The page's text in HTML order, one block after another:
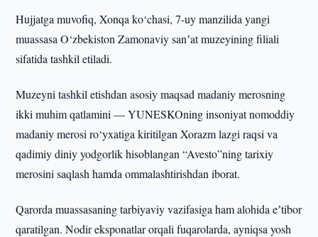
Hujjatga muvofiq, Xonqa ko‘chasi, 7-uy manzilida yangi
muassasa O‘zbekiston Zamonaviy sanʼat muzeyining filiali
sifatida tashkil etiladi.
Muzeyni tashkil etishdan asosiy maqsad madaniy merosning
ikki muhim qatlamini — YUNESKOning insoniyat nomoddiy
madaniy merosi ro‘yxatiga kiritilgan Xorazm lazgi raqsi va
qadimiy diniy yodgorlik hisoblangan “Avesto”ning tarixiy
merosini saqlash hamda ommalashtirishdan iborat.
Qarorda muassasaning tarbiyaviy vazifasiga ham alohida eʼtibor
qaratilgan. Nodir eksponatlar orqali fuqarolarda, ayniqsa yosh